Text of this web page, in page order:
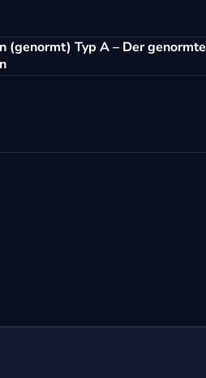
(genormt) Typ A – Der genormte